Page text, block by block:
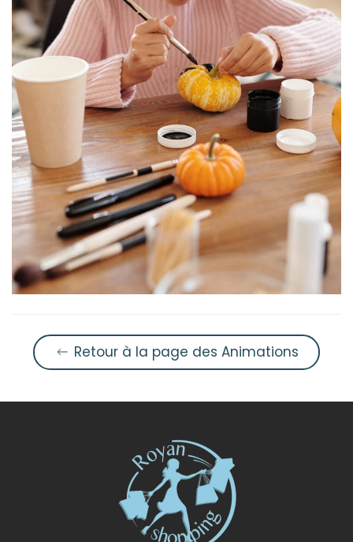
Retour à la page des Animations